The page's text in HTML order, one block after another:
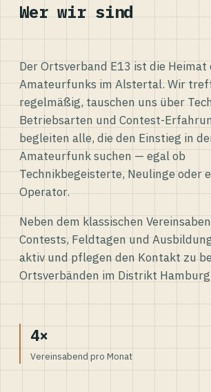
Wer wir sind
Der Ortsverband E13 ist die Heimat
Amateurfunks im Alstertal. Wir
regelmäßig, tauschen uns über
Betriebsarten und Contest-
begleiten alle, die den Einstieg in
Amateurfunk suchen — egal ob
Technikbegeisterte, Neulinge oder
Operator.
Neben dem klassischen
Contests, Feldtagen und
aktiv und pflegen den Kontakt zu
Ortsverbänden im Distrikt
4×
Vereinsabend pro Monat